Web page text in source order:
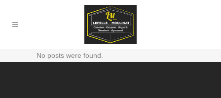
No posts were found.